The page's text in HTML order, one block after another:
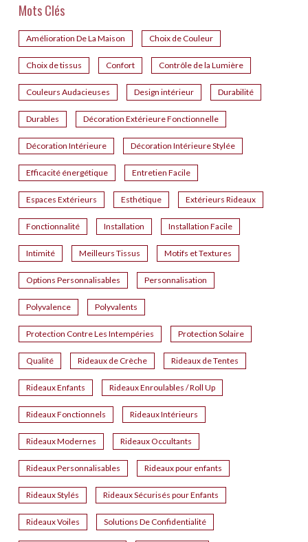
Mots Clés
Amélioration De La Maison Choix de Couleur
Choix de tissus Confort Contrôle de la Lumière
Couleurs Audacieuses Design intérieur Durabilité
Durables Décoration Extérieure Fonctionnelle
Décoration Intérieure Décoration Intérieure Stylée
Efficacité énergétique Entretien Facile
Espaces Extérieurs Esthétique Extérieurs Rideaux
Fonctionnalité Installation Installation Facile
Intimité Meilleurs Tissus Motifs et Textures
Options Personnalisables Personnalisation
Polyvalence Polyvalents
Protection Contre Les Intempéries Protection Solaire
Qualité Rideaux de Crèche Rideaux de Tentes
Rideaux Enfants Rideaux Enroulables / Roll Up
Rideaux Fonctionnels Rideaux Intérieurs
Rideaux Modernes Rideaux Occultants
Rideaux Personnalisables Rideaux pour enfants
Rideaux Stylés Rideaux Sécurisés pour Enfants
Rideaux Voiles Solutions De Confidentialité